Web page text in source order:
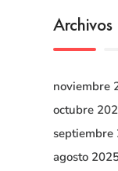
Archivos
noviembre
octubre
septiembre
agosto